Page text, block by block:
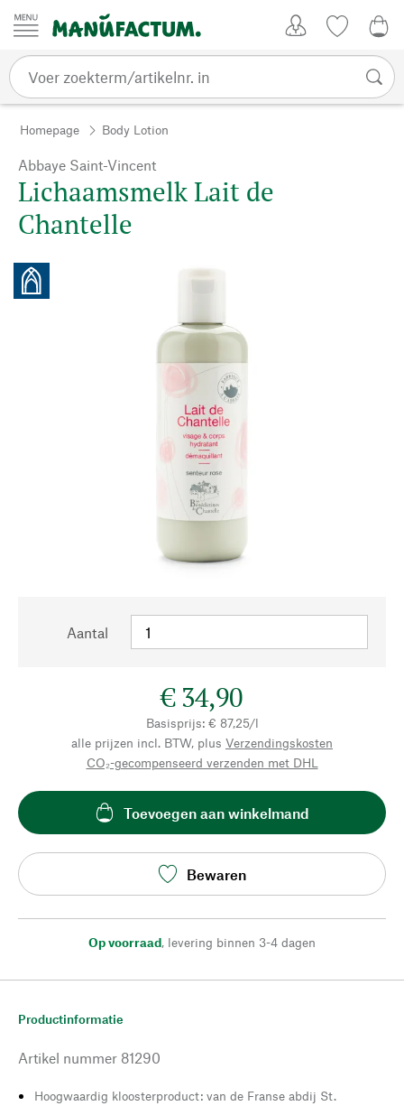
Passer au contenu
Homepage Body Lotion
Abbaye Saint-Vincent
Lichaamsmelk Lait de
Chantelle
Aantal
€ 34,90
Basisprijs: € 87,25/l
alle prijzen incl. BTW, plus Verzendingskosten
CO₂-gecompenseerd verzenden met DHL
Toevoegen aan winkelmand
Bewaren
Op voorraad, levering binnen 3-4 dagen
Productinformatie
Artikel nummer 81290
Hoogwaardig kloosterproduct: van de Franse abdij St.